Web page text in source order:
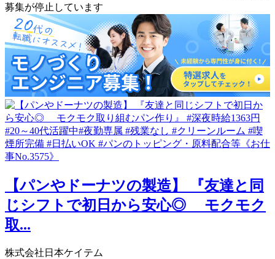
募集が停止しています
【パンやドーナツの製造】 『友達と同
じシフトで初日から安心◎ モクモク
取...
株式会社日本ケイテム